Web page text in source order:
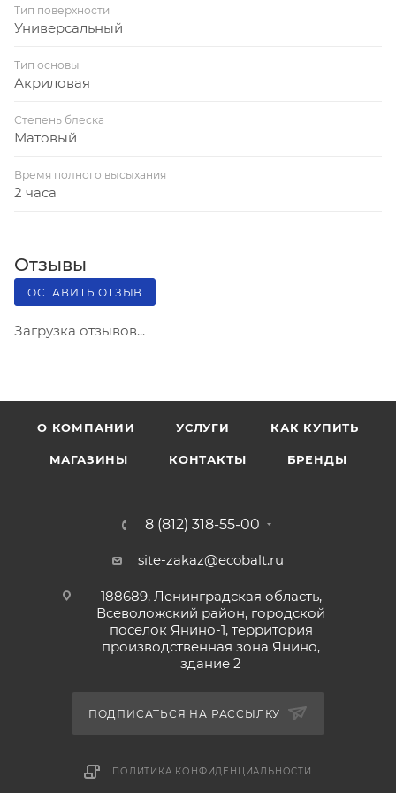
окончании работы во избежание засорения
дном и распылять до тех пор, пока не перестанет
поступать состав
Тип поверхности
Универсальный
Тип основы
Акриловая
Степень блеска
Матовый
Время полного высыхания
2 часа
Отзывы
ОСТАВИТЬ ОТЗЫВ
Загрузка отзывов...
О КОМПАНИИ УСЛУГИ КАК КУПИТЬ
МАГАЗИНЫ КОНТАКТЫ БРЕНДЫ
8 (812) 318-55-00
site-zakaz@ecobalt.ru
188689, Ленинградская область,
Всеволожский район, городской
поселок Янино-1, территория
производственная зона Янино,
здание 2
ПОДПИСАТЬСЯ НА РАССЫЛКУ
ПОЛИТИКА КОНФИДЕНЦИАЛЬНОСТИ